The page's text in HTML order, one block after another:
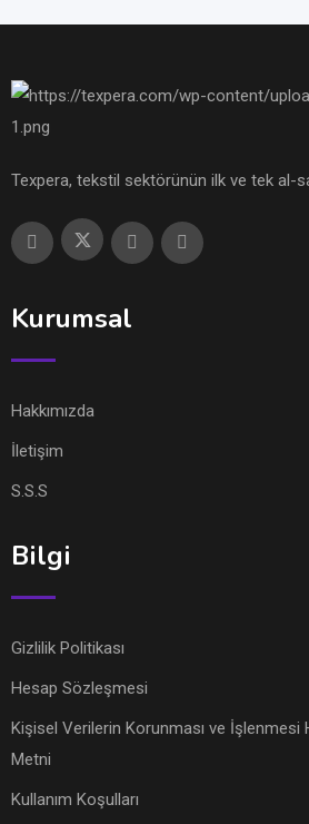
Texpera, tekstil sektörünün ilk ve tek al-
Kurumsal
Hakkımızda
İletişim
S.S.S
Bilgi
Gizlilik Politikası
Hesap Sözleşmesi
Kişisel Verilerin Korunması ve İşlenmesi
Metni
Kullanım Koşulları